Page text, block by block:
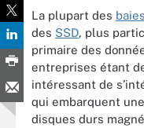
La plupart des
des SSD, plus
primaire des
entreprises étant
intéressant de
qui embarquent
disques durs